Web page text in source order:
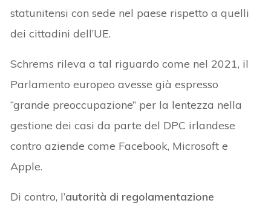
statunitensi con sede nel paese rispetto a quelli
dei cittadini dell’UE.
Schrems rileva a tal riguardo come nel 2021, il
Parlamento europeo avesse già espresso
“grande preoccupazione” per la lentezza nella
gestione dei casi da parte del DPC irlandese
contro aziende come Facebook, Microsoft e
Apple.
Di contro, l’autorità di regolamentazione